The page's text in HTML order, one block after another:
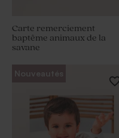
Carte remerciement
baptême animaux de la
savane
Nouveautés